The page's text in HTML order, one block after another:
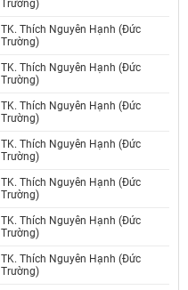
Trường)
TK. Thích Nguyên Hạnh (Đức
Trường)
TK. Thích Nguyên Hạnh (Đức
Trường)
TK. Thích Nguyên Hạnh (Đức
Trường)
TK. Thích Nguyên Hạnh (Đức
Trường)
TK. Thích Nguyên Hạnh (Đức
Trường)
TK. Thích Nguyên Hạnh (Đức
Trường)
TK. Thích Nguyên Hạnh (Đức
Trường)